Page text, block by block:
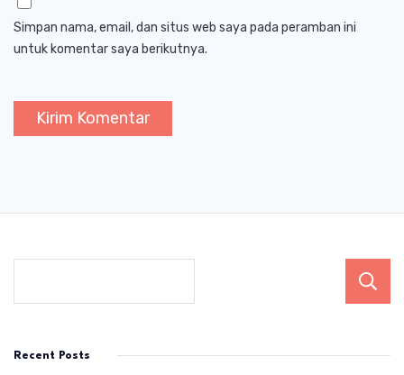
Simpan nama, email, dan situs web saya pada peramban ini
untuk komentar saya berikutnya.
Recent Posts